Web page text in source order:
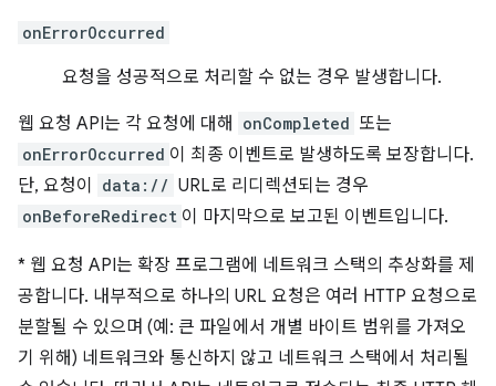
onErrorOccurred
요청을 성공적으로 처리할 수 없는 경우 발생합니다.
웹 요청 API는 각 요청에 대해 onCompleted 또는
onErrorOccurred 이 최종 이벤트로 발생하도록 보장합니다.
단, 요청이
data:// URL로 리디렉션되는 경우
onBeforeRedirect 이 마지막으로 보고된 이벤트입니다.
* 웹 요청 API는 확장 프로그램에 네트워크 스택의 추상화를 제
공합니다. 내부적으로 하나의 URL 요청은 여러 HTTP 요청으로
분할될 수 있으며 (예: 큰 파일에서 개별 바이트 범위를 가져오
기 위해) 네트워크와 통신하지 않고 네트워크 스택에서 처리될